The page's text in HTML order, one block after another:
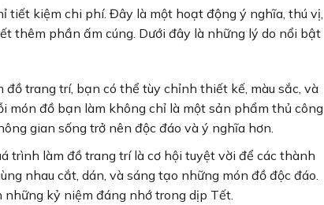
tiết kiệm chi phí. Đây là một hoạt động ý nghĩa, thú vị,
thêm phần ấm cúng. Dưới đây là những lý do nổi bật
đồ trang trí, bạn có thể tùy chỉnh thiết kế, màu sắc, và
món đồ bạn làm không chỉ là một sản phẩm thủ công
gian sống trở nên độc đáo và ý nghĩa hơn.
trình làm đồ trang trí là cơ hội tuyệt vời để các thành
nhau cắt, dán, và sáng tạo những món đồ độc đáo.
kỷ niệm đáng nhớ trong dịp Tết.